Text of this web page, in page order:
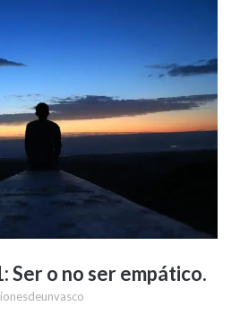
Ser o no ser empático.